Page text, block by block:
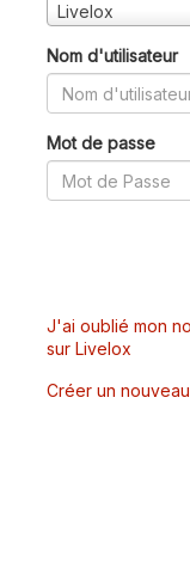
Livelox
Nom d'utilisateur
Mot de passe
J'ai oublié mon
sur Livelox
Créer un